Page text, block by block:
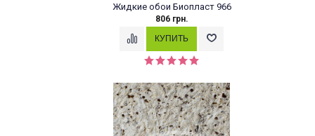
Жидкие обои Биопласт 966
806 грн.